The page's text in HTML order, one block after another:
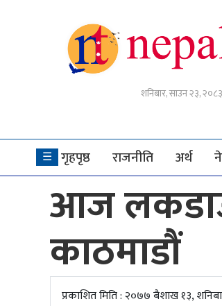
शनिबार, साउन २३, २०८३
अर्थ
नेपाल
अन्तर्राष्ट्रिय
☰ गृहपृष्ठ राजनीति अर्थ
आज
काठमाडौं
प्रकाशित मिति : २०७७ बैशाख १३,